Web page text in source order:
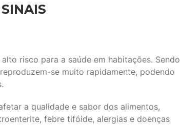
risco para a saúde em habitações. Sendo
se muito rapidamente, podendo
a qualidade e sabor dos alimentos,
febre tifóide, alergias e doenças